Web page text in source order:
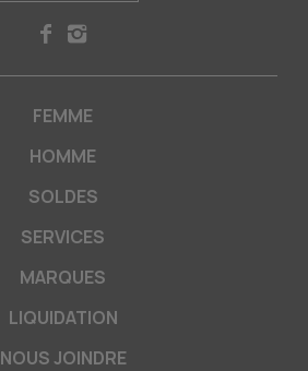
FEMME
HOMME
SOLDES
SERVICES
MARQUES
LIQUIDATION
NOUS JOINDRE